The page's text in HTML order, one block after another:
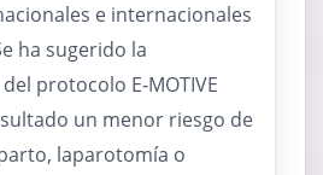
e internacionales
ha sugerido la
protocolo E-MOTIVE
un menor riesgo de
laparotomía o